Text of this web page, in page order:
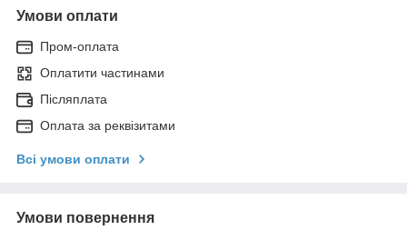
Умови оплати
Пром-оплата
Оплатити частинами
Післяплата
Оплата за реквізитами
Всі умови оплати
Умови повернення